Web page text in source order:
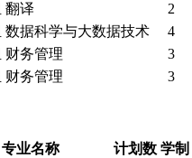
翻译 2
数据科学与大数据技术 4
财务管理 3
财务管理 3
专业名称 计划数 学制